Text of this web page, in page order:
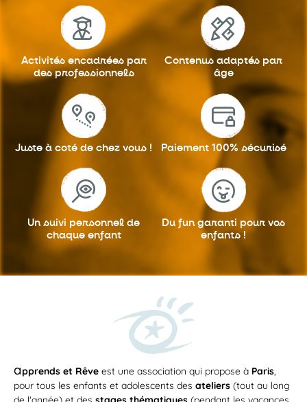
Activités encadrées par
des professionnels
Contenus adaptés par
âge
Juste à coté de chez vous ! Paiement 100% sécurisé
Un suivi personnel de
chaque enfant
Du fun garanti pour vos
enfants !
apprends et Rêve est une association qui propose à Paris,
pour tous les enfants et adolescents des ateliers (tout au long